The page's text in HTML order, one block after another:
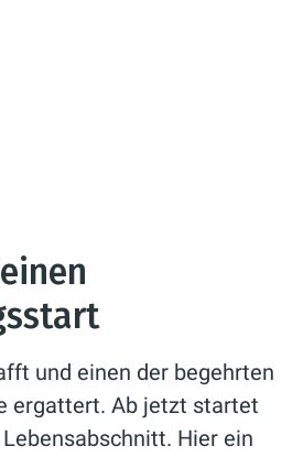
und einen der begehrten
ergattert. Ab jetzt startet
Hier ein